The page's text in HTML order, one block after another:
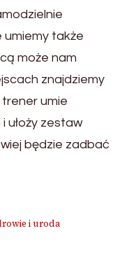
umiemy także
może nam
znajdziemy
umie
ułoży zestaw
będzie zadbać
i uroda